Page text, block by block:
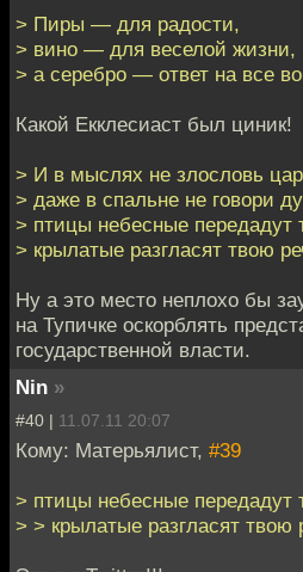
> Пиры — для радости,
> вино — для веселой жизни,
> а серебро — ответ на все
Какой Екклесиаст был циник!
> И в мыслях не злословь
> даже в спальне не говори
> птицы небесные передадут
> крылатые разгласят твою
Ну а это место неплохо бы
на Тупичке оскорблять
государственной власти.
Nin »
#40 | 11.07.11 20:07
Кому: Матерьялист, #39
> птицы небесные передадут
> > крылатые разгласят твою